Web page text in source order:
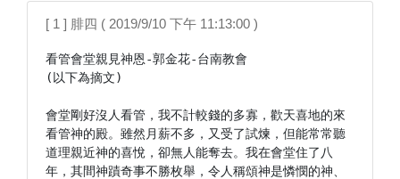
[ 1 ] 腓四 ( 2019/9/10 下午 11:13:00 )
看管會堂親見神恩-郭金花-台南教會
(以下為摘文)
會堂剛好沒人看管，我不計較錢的多寡，歡天喜地的來
看管神的殿。雖然月薪不多，又受了試煉，但能常常聽
道理親近神的喜悅，卻無人能奪去。我在會堂住了八
年，其間神蹟奇事不勝枚舉，令人稱頌神是憐憫的神、